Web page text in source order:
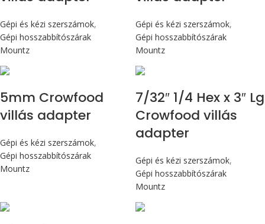
Gépi és kézi szerszámok,
Gépi hosszabbítószárak
Mountz
Gépi és kézi szerszámok,
Gépi hosszabbítószárak
Mountz
5mm Crowfood
villás adapter
Gépi és kézi szerszámok,
Gépi hosszabbítószárak
Mountz
7/32″ 1/4 Hex x 3″ Lg
Crowfood villás
adapter
Gépi és kézi szerszámok,
Gépi hosszabbítószárak
Mountz